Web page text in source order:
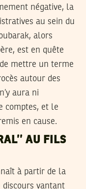
négative, la
au sein du
alors
est en quête
mettre un terme
autour des
aura ni
comptes, et le
en cause.
AU FILS
à partir de la
discours vantant